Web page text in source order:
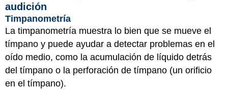
audición
Timpanometría
La timpanometría muestra lo bien que se mueve el
tímpano y puede ayudar a detectar problemas en el
oído medio, como la acumulación de líquido detrás
del tímpano o la perforación de tímpano (un orificio
en el tímpano).